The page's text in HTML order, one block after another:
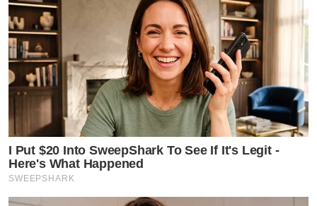
I Put $20 Into SweepShark To See If It's Legit -
Here's What Happened
SWEEPSHARK